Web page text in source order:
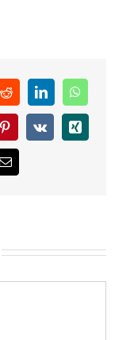
RedditLinkedIn
PinterestVk Xing
E-
mail